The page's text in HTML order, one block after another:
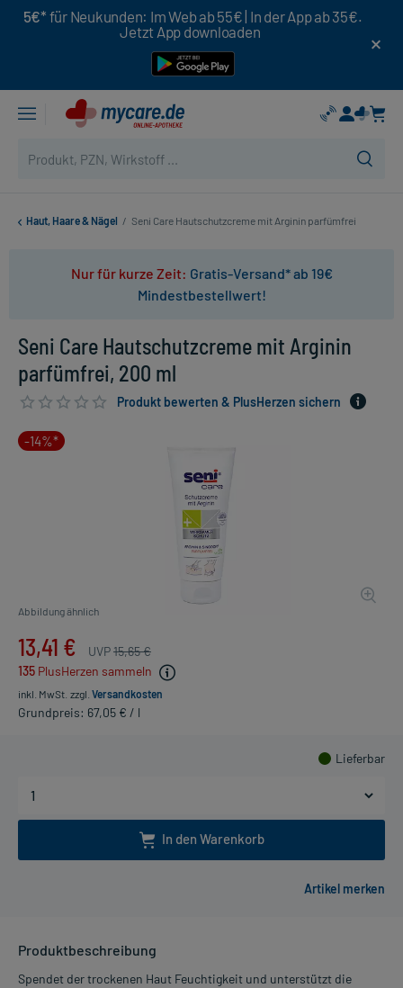
5€* für Neukunden: Im Web ab 55€ | In der App ab 35€.
Jetzt App downloaden
Haut, Haare & Nägel / Seni Care Hautschutzcreme mit Arginin parfümfrei
Nur für kurze Zeit: Gratis-Versand* ab 19€
Mindestbestellwert!
Seni Care Hautschutzcreme mit Arginin
parfümfrei, 200 ml
Produkt bewerten & PlusHerzen sichern
-14%*
Abbildung ähnlich
13,41 € UVP15,65 €
135 PlusHerzen sammeln
inkl. MwSt. zzgl. Versandkosten
Grundpreis: 67,05 € / l
Lieferbar
In den Warenkorb
Produktbeschreibung
Spendet der trockenen Haut Feuchtigkeit und unterstützt die